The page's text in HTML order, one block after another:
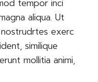
tempor inci
aliqua. Ut
nostrudrtes exerc
similique
mollitia animi,